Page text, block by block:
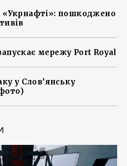
«Укрнафті»: пошкоджено
мережу Port Royal
у Слов’янську